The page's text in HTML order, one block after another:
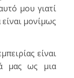
μου γιατί
μονίμως
είναι
μας ως μια